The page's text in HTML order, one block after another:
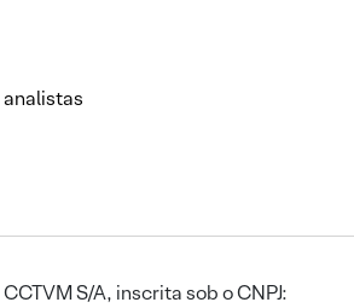
S/A, inscrita sob o CNPJ: